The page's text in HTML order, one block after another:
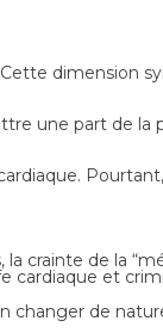
dimension
une part de la
crainte de la
cardiaque et
changer de